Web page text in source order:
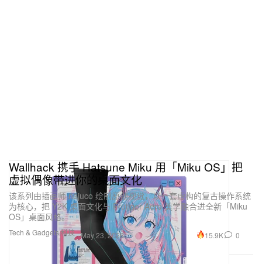
Tech & Gadgets 科技
Wallhack 携手 Hatsune Miku 用「Miku OS」把
虚拟偶像带进你的桌面文化
该系列由插画师 najuco 绘制原创视觉，以一套虚构的复古操作系统
为核心，把 Y2K 桌面文化与 Frutiger Aero 美学融合进全新「Miku
OS」桌面风格。
May 23, 2026 15.9K 0